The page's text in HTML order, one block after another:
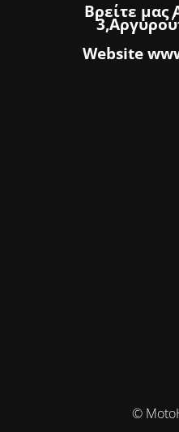
Βρείτε μας
Website
©